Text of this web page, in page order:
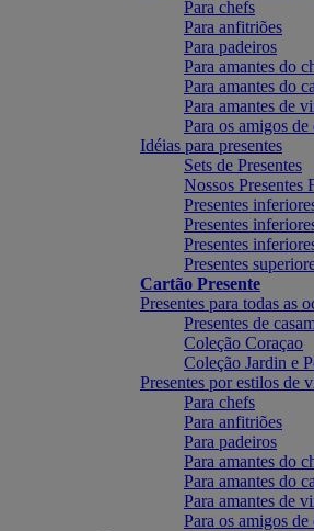
Para chefs
Para anfitriões
Para padeiros
Para amantes do
Para amantes do
Para amantes de
Para os amigos de
Idéias para presentes
Sets de Presentes
Nossos Presentes
Presentes
Presentes
Presentes
Presentes
Cartão Presente
Presentes para todas as
Presentes de
Coleção Coraçao
Coleção Jardin e
Presentes por estilos de
Para chefs
Para anfitriões
Para padeiros
Para amantes do
Para amantes do
Para amantes de
Para os amigos de